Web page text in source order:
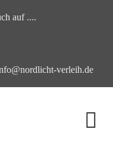
auf ....
verleih.de